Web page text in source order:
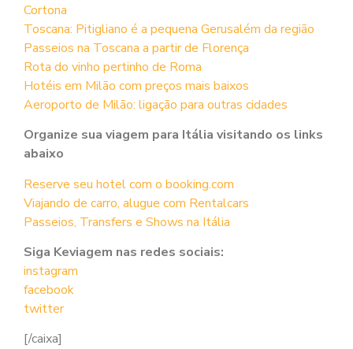
Cortona
Toscana: Pitigliano é a pequena Gerusalém da região
Passeios na Toscana a partir de Florença
Rota do vinho pertinho de Roma
Hotéis em Milão com preços mais baixos
Aeroporto de Milão: ligação para outras cidades
Organize sua viagem para Itália visitando os links
abaixo
Reserve seu hotel com o booking.com
Viajando de carro, alugue com Rentalcars
Passeios, Transfers e Shows na Itália
Siga Keviagem nas redes sociais:
instagram
facebook
twitter
[/caixa]